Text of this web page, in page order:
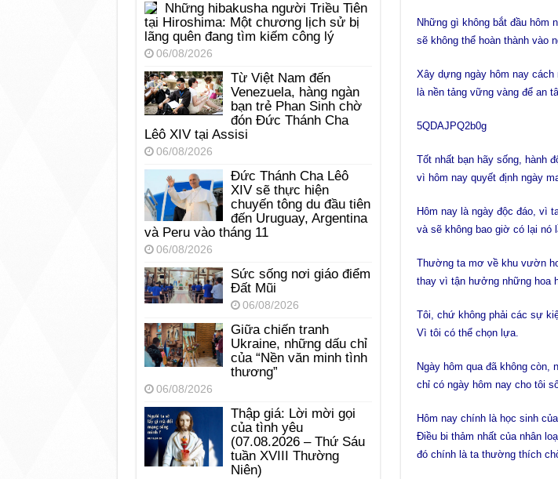
Những gì không bắt đầu hôm
sẽ không thể hoàn thành vào
Xây dựng ngày hôm nay
là nền tảng vững vàng để an
5QDAJPQ2b0g
Tốt nhất bạn hãy sống, hành
vì hôm nay quyết định ngày
Hôm nay là ngày độc đáo, vì
và sẽ không bao giờ có lại nó
Thường ta mơ về khu vườn
thay vì tận hưởng những hoa
Tôi, chứ không phải các sự
Vì tôi có thể chọn lựa.
Ngày hôm qua đã không còn,
chỉ có ngày hôm nay cho tôi
Hôm nay chính là học sinh
Điều bi thảm nhất của nhân
đó chính là ta thường thích
Những hibakusha người Triều Tiên
tại Hiroshima: Một chương lịch sử bị
lãng quên đang tìm kiếm công lý
06/08/2026
Từ Việt Nam đến
Venezuela, hàng ngàn
bạn trẻ Phan Sinh chờ
đón Đức Thánh Cha
Lêô XIV tại Assisi
06/08/2026
Đức Thánh Cha Lêô
XIV sẽ thực hiện
chuyến tông du đầu tiên
đến Uruguay, Argentina
và Peru vào tháng 11
06/08/2026
Sức sống nơi giáo điểm
Đất Mũi
06/08/2026
Giữa chiến tranh
Ukraine, những dấu chỉ
của “Nền văn minh tình
thương”
06/08/2026
Thập giá: Lời mời gọi
của tình yêu
(07.08.2026 – Thứ Sáu
tuần XVIII Thường
Niên)